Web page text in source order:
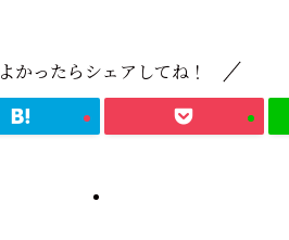
よかったらシェアしてね！